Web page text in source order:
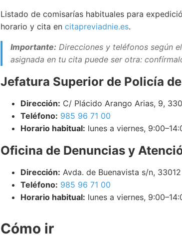
Listado de comisarías habituales para
horario y cita en citapreviadnie.es.
Importante: Direcciones y teléfonos según el
asignada en tu cita puede ser otra:
Jefatura Superior de Policía
Dirección: C/ Plácido Arango Arias, 9,
Teléfono: 985 96 71 00
Horario habitual: lunes a viernes,
Oficina de Denuncias y
Dirección: Avda. de Buenavista s/n,
Teléfono: 985 96 71 00
Horario habitual: lunes a viernes,
Cómo ir